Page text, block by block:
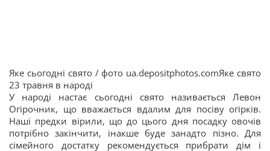
Яке сьогодні свято / фото ua.depositphotos.comЯке свято
23 травня в народі
У народі настає сьогодні свято називається Левон
Огірочник, що вважається вдалим для посіву огірків.
Наші предки вірили, що до цього дня посадку овочів
потрібно закінчити, інакше буде занадто пізно. Для
сімейного достатку рекомендується прибрати дім і